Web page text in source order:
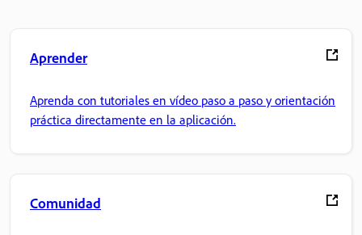
Aprender
Aprenda con tutoriales en vídeo paso a paso y orientación
práctica directamente en la aplicación.
Comunidad